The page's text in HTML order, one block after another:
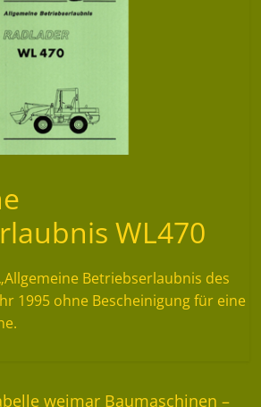
WL470
Betriebserlaubnis des
1995 ohne Bescheinigung für eine
weimar Baumaschinen –